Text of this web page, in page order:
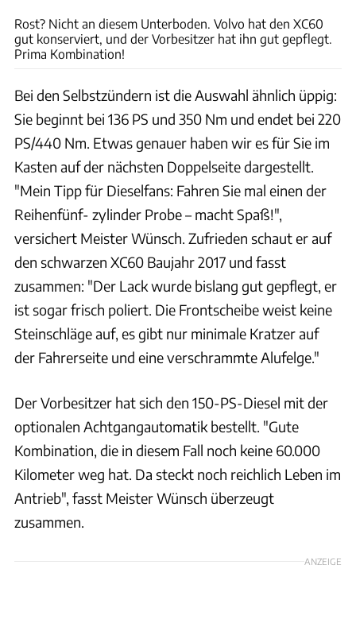
Rost? Nicht an diesem Unterboden. Volvo hat den XC60
gut konserviert, und der Vorbesitzer hat ihn gut gepflegt.
Prima Kombination!
Bei den Selbstzündern ist die Auswahl ähnlich üppig:
Sie beginnt bei 136 PS und 350 Nm und endet bei 220
PS/440 Nm. Etwas genauer haben wir es für Sie im
Kasten auf der nächsten Doppelseite dargestellt.
"Mein Tipp für Dieselfans: Fahren Sie mal einen der
Reihenfünf- zylinder Probe – macht Spaß!",
versichert Meister Wünsch. Zufrieden schaut er auf
den schwarzen XC60 Baujahr 2017 und fasst
zusammen: "Der Lack wurde bislang gut gepflegt, er
ist sogar frisch poliert. Die Frontscheibe weist keine
Steinschläge auf, es gibt nur minimale Kratzer auf
der Fahrerseite und eine verschrammte Alufelge."
Der Vorbesitzer hat sich den 150-PS-Diesel mit der
optionalen Achtgangautomatik bestellt. "Gute
Kombination, die in diesem Fall noch keine 60.000
Kilometer weg hat. Da steckt noch reichlich Leben im
Antrieb", fasst Meister Wünsch überzeugt
zusammen.
ANZEIGE